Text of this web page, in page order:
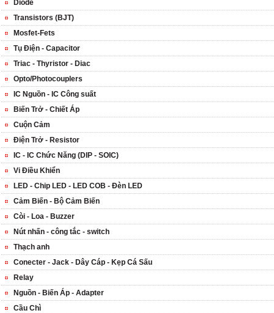
Diode
Transistors (BJT)
Mosfet-Fets
Tụ Điện - Capacitor
Triac - Thyristor - Diac
Opto/Photocouplers
IC Nguồn - IC Công suất
Biến Trở - Chiết Áp
Cuộn Cảm
Điện Trở - Resistor
IC - IC Chức Năng (DIP - SOIC)
Vi Điều Khiển
LED - Chip LED - LED COB - Đèn LED
Cảm Biến - Bộ Cảm Biến
Còi - Loa - Buzzer
Nút nhấn - công tắc - switch
Thạch anh
Conecter - Jack - Dây Cáp - Kẹp Cá Sấu
Relay
Nguồn - Biến Áp - Adapter
Cầu Chì